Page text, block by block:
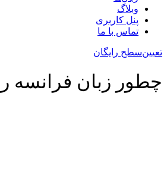
وبلاگ
پنل کاربری
تماس با ما
تعیین‌سطح رایگان
چطور زبان فرانسه